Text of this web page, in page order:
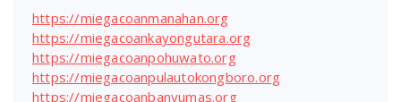
https://miegacoanmanahan.org
https://miegacoankayongutara.org
https://miegacoanpohuwato.org
https://miegacoanpulautokongboro.org
https://miegacoanbanyumas.org